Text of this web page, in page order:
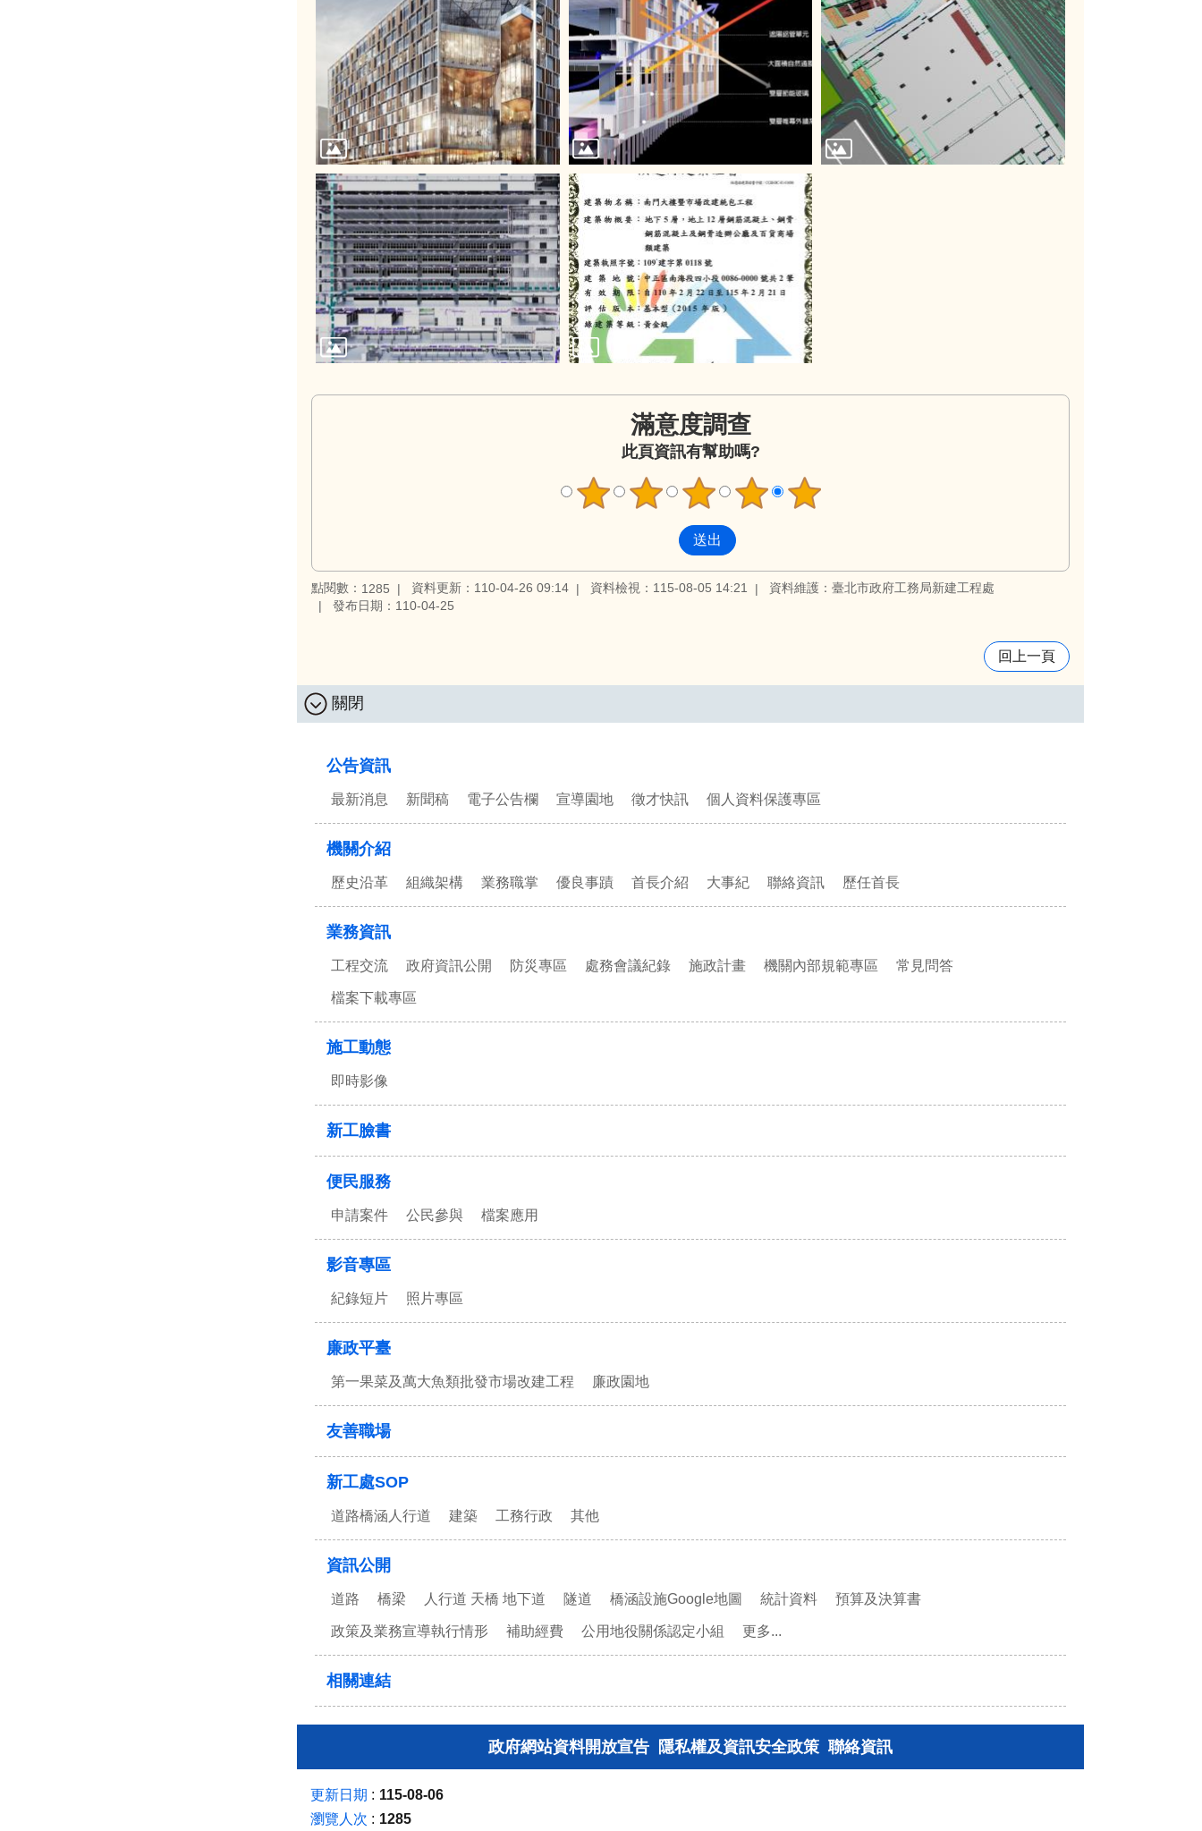
滿意度調查
此頁資訊有幫助嗎?
點閱數： 1285 資料更新：110-04-26 09:14 資料檢視：115-08-05 14:21
資料維護：臺北市政府工務局新建工程處
發布日期：110-04-25
回上一頁
關閉
公告資訊
最新消息 新聞稿 電子公告欄 宣導園地 徵才快訊 個人資料保護專區
機關介紹
歷史沿革 組織架構 業務職掌 優良事蹟 首長介紹 大事紀 聯絡資訊 歷任首長
業務資訊
工程交流 政府資訊公開 防災專區 處務會議紀錄 施政計畫 機關內部規範專區 常見問答
檔案下載專區
施工動態
即時影像
新工臉書
便民服務
申請案件 公民參與 檔案應用
影音專區
紀錄短片 照片專區
廉政平臺
第一果菜及萬大魚類批發市場改建工程 廉政園地
友善職場
新工處SOP
道路橋涵人行道 建築 工務行政 其他
資訊公開
道路 橋梁 人行道 天橋 地下道 隧道 橋涵設施Google地圖 統計資料 預算及決算書
政策及業務宣導執行情形 補助經費 公用地役關係認定小組 更多...
相關連結
政府網站資料開放宣告 隱私權及資訊安全政策 聯絡資訊
更新日期
115-08-06
瀏覽人次
1285